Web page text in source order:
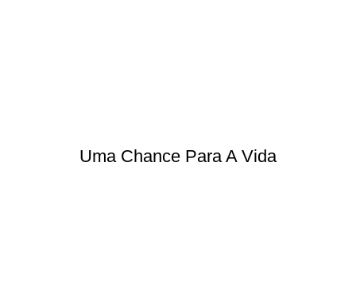
Uma Chance Para A Vida